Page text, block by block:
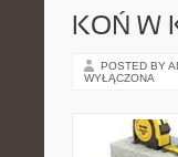
KOŃ W
POSTED BY
WYŁĄCZONA